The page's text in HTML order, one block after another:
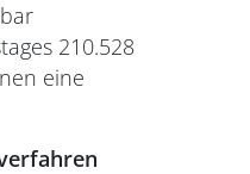
210.528
eine